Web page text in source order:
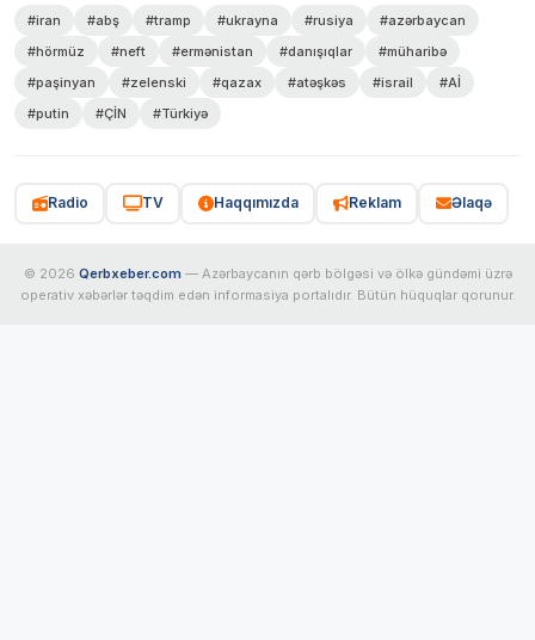
#iran #abş #tramp #ukrayna #rusiya
#azərbaycan
#hörmüz
#neft #ermənistan #danışıqlar
#müharibə
#paşinyan
#zelenski #qazax #atəşkəs #israil
#Aİ
#putin
#ÇİN #Türkiyə
Radio TV Haqqımızda Reklam Əlaqə
© 2026 Qerbxeber.com — Azərbaycanın qərb bölgəsi və ölkə gündəmi üzrə
operativ xəbərlər təqdim edən informasiya portalıdır. Bütün hüquqlar qorunur.